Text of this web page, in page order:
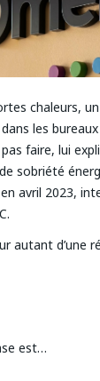
chaleurs,
les
pas faire, lui
sobriété
avril 2023,
autant d’une
est…